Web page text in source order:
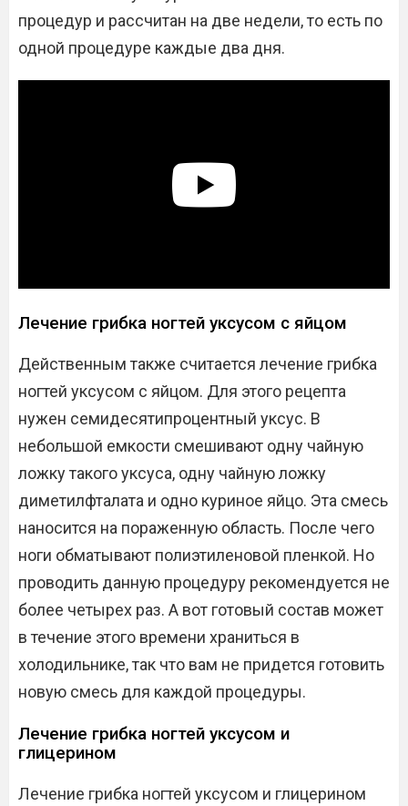
процедур и рассчитан на две недели, то есть по
одной процедуре каждые два дня.
Лечение грибка ногтей уксусом с яйцом
Действенным также считается лечение грибка
ногтей уксусом с яйцом. Для этого рецепта
нужен семидесятипроцентный уксус. В
небольшой емкости смешивают одну чайную
ложку такого уксуса, одну чайную ложку
диметилфталата и одно куриное яйцо. Эта смесь
наносится на пораженную область. После чего
ноги обматывают полиэтиленовой пленкой. Но
проводить данную процедуру рекомендуется не
более четырех раз. А вот готовый состав может
в течение этого времени храниться в
холодильнике, так что вам не придется готовить
новую смесь для каждой процедуры.
Лечение грибка ногтей уксусом и
глицерином
Лечение грибка ногтей уксусом и глицерином